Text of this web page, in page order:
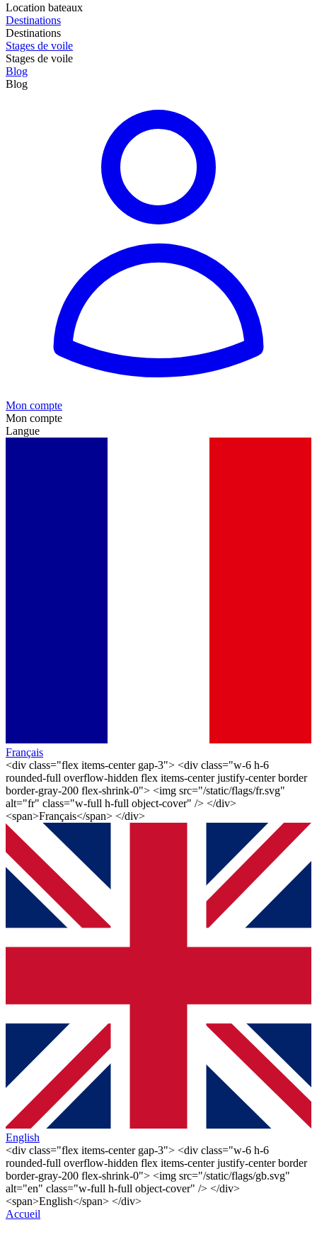
Location bateaux
Destinations
Destinations
Stages de voile
Stages de voile
Blog
Blog
Mon compte
Mon compte
Langue
Français
<div class="flex items-center gap-3"> <div class="w-6 h-6
rounded-full overflow-hidden flex items-center justify-center border
border-gray-200 flex-shrink-0"> <img src="/static/flags/fr.svg"
alt="fr" class="w-full h-full object-cover" /> </div>
<span>Français</span> </div>
English
<div class="flex items-center gap-3"> <div class="w-6 h-6
rounded-full overflow-hidden flex items-center justify-center border
border-gray-200 flex-shrink-0"> <img src="/static/flags/gb.svg"
alt="en" class="w-full h-full object-cover" /> </div>
<span>English</span> </div>
Accueil